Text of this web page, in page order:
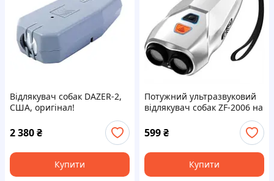
Відлякувач собак DAZER-2,
США, оригінал!
2 380₴
Купити
Потужний ультразвуковий
відлякувач собак ZF-2006 на
599₴
Купити